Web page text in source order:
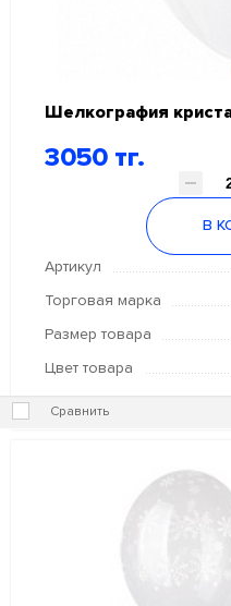
Шелкография
3050 тг.
В
Артикул
Торговая марка
Размер товара
Цвет товара
Сравнить